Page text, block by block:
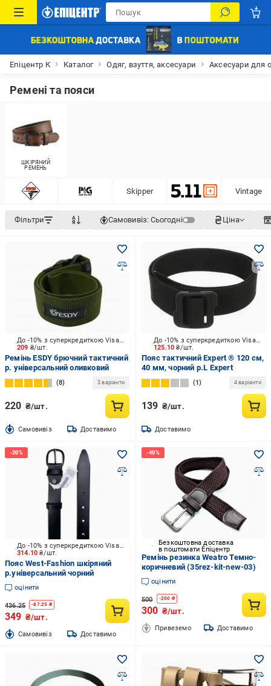
Епіцентр К Каталог Одяг, взуття, аксесуари Аксесуари для
Ремені та пояси
ШКІРЯНИЙ
РЕМЕНЬ
Skipper Vintage
Фільтри Самовивіз: Сьогодні Ціна
209 ₴/шт.
До -10% з суперкредиткою Visa Вигода
Ремінь ESDY брючний тактичний
р. універсальний оливковий
8 3 варіанти
220 ₴/шт.
Cамовивіз Доставимо
125.10₴/шт.
До -10% з суперкредиткою Visa Вигода
Пояс тактичний Expert ® 120 см,
40 мм, чорний р.L Expert
1 4 варіанти
139 ₴/шт.
Доставимо
314.10₴/шт.
До -10% з суперкредиткою Visa Вигода
Пояс West-Fashion шкіряний
р.універсальний чорний
оцінити
436.25 -87.25 ₴
349 ₴/шт.
Cамовивіз Доставимо
Безкоштовна доставка
в поштомати Епіцентр
Ремінь резинка Weatro Темно-
коричневий (35rez-kit-new-03)
оцінити
500 -200 ₴
300 ₴/шт.
Привеземо Доставимо